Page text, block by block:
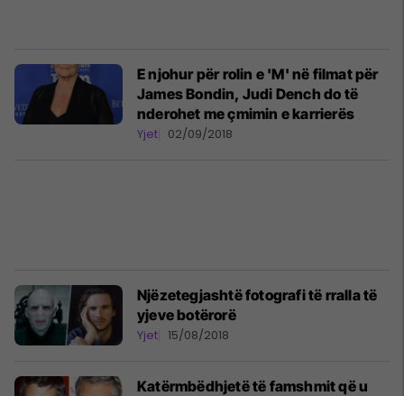
E njohur për rolin e 'M' në filmat për
James Bondin, Judi Dench do të
nderohet me çmimin e karrierës
Yjet 02/09/2018
Njëzetegjashtë fotografi të rralla të
yjeve botërorë
Yjet 15/08/2018
Katërmbëdhjetë të famshmit që u